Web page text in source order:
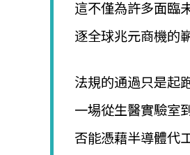
這不僅為許多面臨
逐全球兆元商機的
法規的通過只是起
一場從生醫實驗室
否能憑藉半導體代